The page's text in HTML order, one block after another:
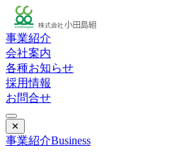
事業紹介
会社案内
各種お知らせ
採用情報
お問合せ
✕
事業紹介Business